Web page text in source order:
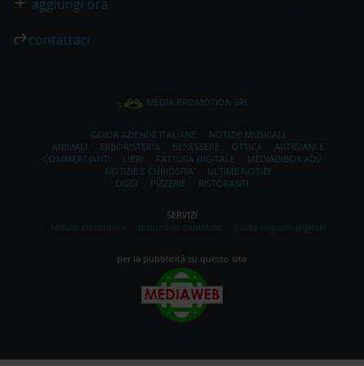
aggiungi ora
contattaci
MEDIA PROMOTION SRL
GUIDA AZIENDE ITALIANE
NOTIZIE MUSICALI
ANIMALI
ERBORISTERIA BENESSERE OTTICA
ARTIGIANI E
COMMERCIANTI
LIBRI FATTURA DIGITALE
MEDIADIBOX ADV
NOTIZIE E CURIOSITA'
ULTIME NOTIZE
OGGI
PIZZERIE RISTORANTI
SERVIZI
fattura elettronica
dizionario contabile guida negozio digitale
per la pubblicità su questo sito